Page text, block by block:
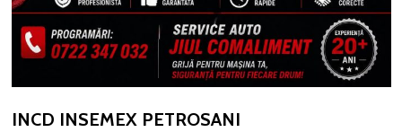
INCD INSEMEX PETROSANI